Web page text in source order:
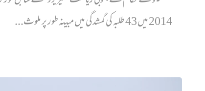
2014 میں 43 طلبہ کی گمشدگی میں مبینہ طور پر ملوث...